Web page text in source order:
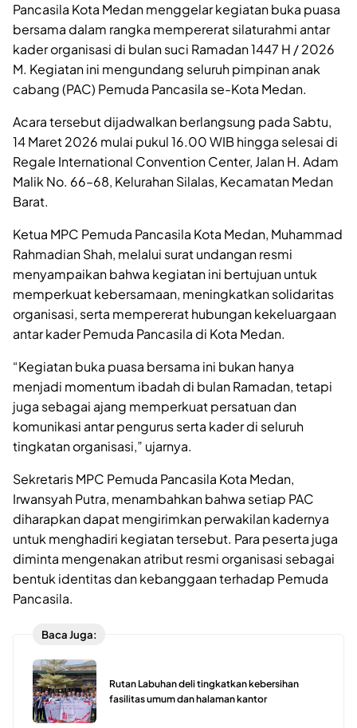
Pancasila Kota Medan menggelar kegiatan buka puasa
bersama dalam rangka mempererat silaturahmi antar
kader organisasi di bulan suci Ramadan 1447 H / 2026
M. Kegiatan ini mengundang seluruh pimpinan anak
cabang (PAC) Pemuda Pancasila se-Kota Medan.
Acara tersebut dijadwalkan berlangsung pada Sabtu,
14 Maret 2026 mulai pukul 16.00 WIB hingga selesai di
Regale International Convention Center, Jalan H. Adam
Malik No. 66–68, Kelurahan Silalas, Kecamatan Medan
Barat.
Ketua MPC Pemuda Pancasila Kota Medan, Muhammad
Rahmadian Shah, melalui surat undangan resmi
menyampaikan bahwa kegiatan ini bertujuan untuk
memperkuat kebersamaan, meningkatkan solidaritas
organisasi, serta mempererat hubungan kekeluargaan
antar kader Pemuda Pancasila di Kota Medan.
“Kegiatan buka puasa bersama ini bukan hanya
menjadi momentum ibadah di bulan Ramadan, tetapi
juga sebagai ajang memperkuat persatuan dan
komunikasi antar pengurus serta kader di seluruh
tingkatan organisasi,” ujarnya.
Sekretaris MPC Pemuda Pancasila Kota Medan,
Irwansyah Putra, menambahkan bahwa setiap PAC
diharapkan dapat mengirimkan perwakilan kadernya
untuk menghadiri kegiatan tersebut. Para peserta juga
diminta mengenakan atribut resmi organisasi sebagai
bentuk identitas dan kebanggaan terhadap Pemuda
Pancasila.
Baca Juga:
Rutan Labuhan deli tingkatkan kebersihan
fasilitas umum dan halaman kantor